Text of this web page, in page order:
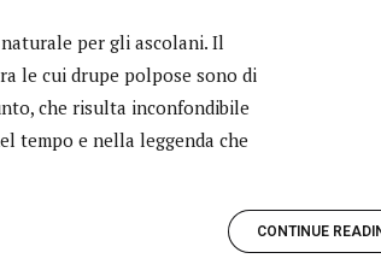
per gli ascolani. Il
le cui drupe polpose sono di
che risulta inconfondibile
tempo e nella leggenda che
CONTINUE